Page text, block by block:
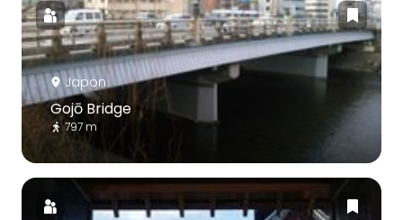
Japon
Gojō Bridge
797 m